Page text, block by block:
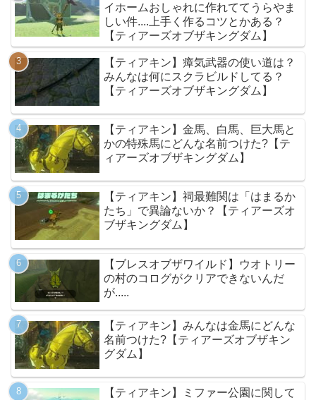
イホームおしゃれに作れててうらやま
しい件....上手く作るコツとかある？
【ティアーズオブザキングダム】
【ティアキン】瘴気武器の使い道は？
みんなは何にスクラビルドしてる？
【ティアーズオブザキングダム】
【ティアキン】金馬、白馬、巨大馬と
かの特殊馬にどんな名前つけた?【テ
ィアーズオブザキングダム】
【ティアキン】祠最難関は「はまるか
たち」で異論ないか？【ティアーズオ
ブザキングダム】
【ブレスオブザワイルド】ウオトリー
の村のコログがクリアできないんだ
が.....
【ティアキン】みんなは金馬にどんな
名前つけた?【ティアーズオブザキン
グダム】
【ティアキン】ミファー公園に関して